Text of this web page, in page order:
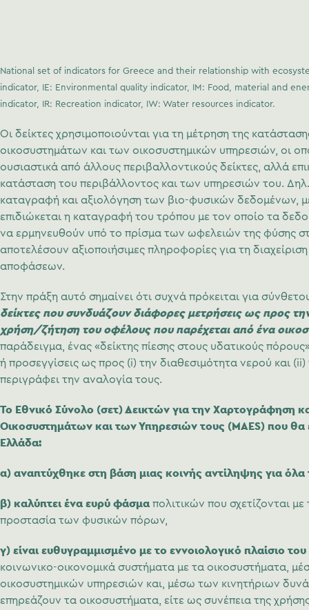
National set of indicators for Greece and their relationship with
indicator, IE: Environmental quality indicator, IM: Food, material and
indicator, IR: Recreation indicator, IW: Water resources indicator.
Οι δείκτες χρησιμοποιούνται για τη μέτρηση της
οικοσυστημάτων και των οικοσυστημικών υπηρεσιών, οι
ουσιαστικά από άλλους περιβαλλοντικούς δείκτες, αλλά
κατάσταση του περιβάλλοντος και των υπηρεσιών του.
καταγραφή και αξιολόγηση των βιο-φυσικών δεδομένων,
επιδιώκεται η καταγραφή του τρόπου με τον οποίο τα
να ερμηνευθούν υπό το πρίσμα των ωφελειών της φύσης
αποτελέσουν αξιοποιήσιμες πληροφορίες για τη
αποφάσεων.
Στην πράξη αυτό σημαίνει ότι συχνά πρόκειται για
δείκτες που συνδυάζουν διάφορες μετρήσεις ως προς
χρήση/ζήτηση του οφέλους που παρέχεται από ένα
παράδειγμα, ένας «δείκτης πίεσης στους υδατικούς
ή προσεγγίσεις ως προς (i) την διαθεσιμότητα νερού και (ii)
περιγράφει την αναλογία τους.
Το Εθνικό Σύνολο (σετ) Δεικτών για την Χαρτογράφηση
Οικοσυστημάτων και των Υπηρεσιών τους (MAES) που θα
Ελλάδα:
α) αναπτύχθηκε στη βάση μιας κοινής αντίληψης για
β) καλύπτει ένα ευρύ φάσμα πολιτικών που σχετίζονται
προστασία των φυσικών πόρων,
γ)είναι ευθυγραμμισμένο με το εννοιολογικό πλαίσιο του
κοινωνικο-οικονομικά συστήματα με τα οικοσυστήματα,
οικοσυστημικών υπηρεσιών και, μέσω των κινητήριων
επηρεάζουν τα οικοσυστήματα, είτε ως συνέπεια της